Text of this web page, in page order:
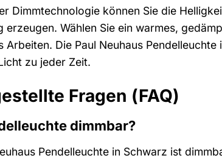
Dimmtechnologie können Sie die
erzeugen. Wählen Sie ein warmes,
Arbeiten. Die Paul Neuhaus
zu jeder Zeit.
Fragen (FAQ)
dimmbar?
Pendelleuchte in Schwarz ist